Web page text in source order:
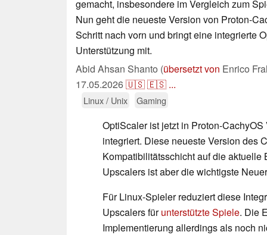
gemacht, insbesondere im Vergleich zum
Nun geht die neueste Version von Proton-
Schritt nach vorn und bringt eine integrierte
Unterstützung mit.
Abid Ahsan Shanto (übersetzt von Enrico
17.05.2026🇺🇸🇪🇸 ...
Linux / Unix Gaming
OptiScaler ist jetzt in Proton-
integriert. Diese neueste Version des
Kompatibilitätsschicht auf die
Upscalers ist aber die wichtigste
Für Linux-Spieler reduziert diese
Upscalers fürunterstützte Spiele. Die
Implementierung allerdings als noch